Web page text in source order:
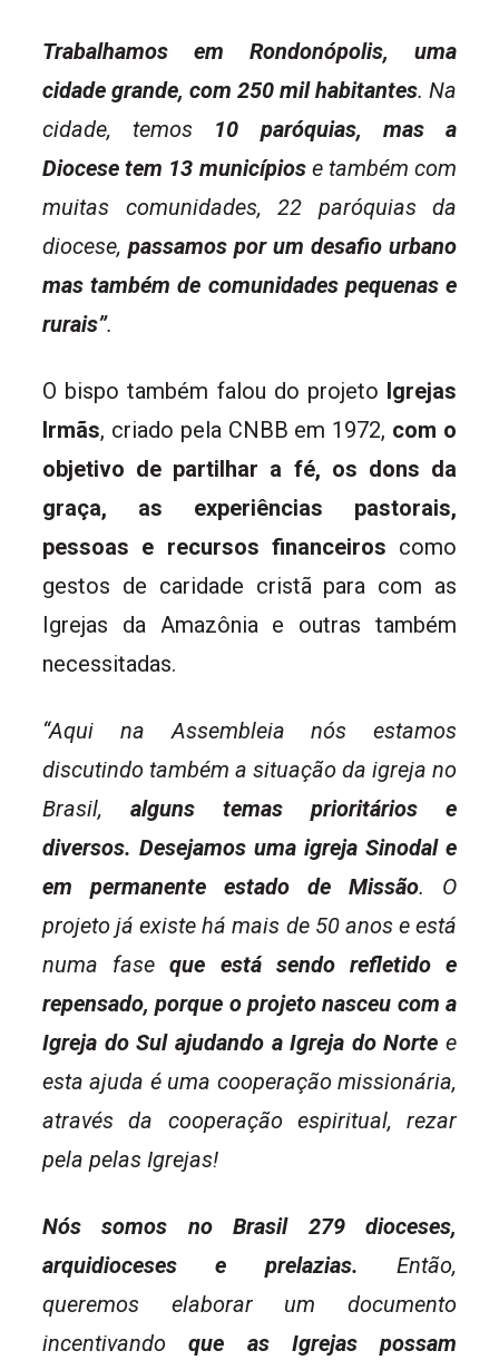
Trabalhamos em Rondonópolis, uma
cidade grande, com 250 mil habitantes. Na
cidade, temos 10 paróquias, mas a
Diocese tem 13 municípiose também com
muitas comunidades, 22 paróquias da
diocese, passamos por um desafio urbano
mas também de comunidades pequenas e
rurais”.
O bispo também falou do projeto Igrejas
Irmãs, criado pela CNBB em 1972, com o
objetivo de partilhar a fé, os dons da
graça, as experiências pastorais,
pessoas e recursos financeiros como
gestos de caridade cristã para com as
Igrejas da Amazônia e outras também
necessitadas.
“Aqui na Assembleia nós estamos
discutindo também a situação da igreja no
Brasil, alguns temas prioritários e
diversos. Desejamos uma igreja Sinodal e
em permanente estado de Missão. O
projeto já existe há mais de 50 anos e está
numa faseque está sendo refletido e
repensado, porque o projeto nasceu com a
Igreja do Sul ajudando a Igreja do Norte e
esta ajuda é uma cooperação missionária,
através da cooperação espiritual, rezar
pela pelas Igrejas!
Nós somos no Brasil 279 dioceses,
arquidioceses e prelazias. Então,
queremos elaborar um documento
incentivando que as Igrejas possam